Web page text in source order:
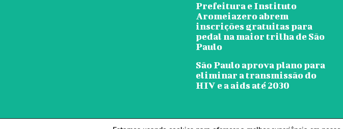
Prefeitura e Instituto
Aromeiazero abrem
inscrições gratuitas para
pedal na maior trilha de São
Paulo
São Paulo aprova plano para
eliminar a transmissão do
HIV e a aids até 2030